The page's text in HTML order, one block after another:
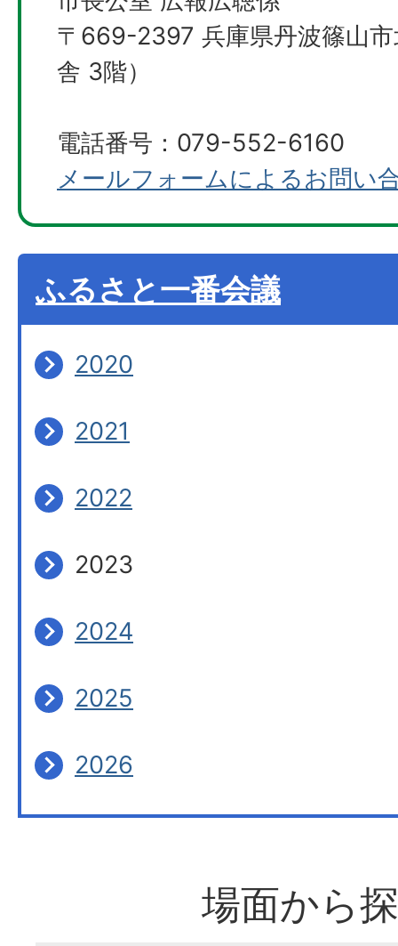
〒669-2397 兵庫県丹波篠山
舎 3階）
電話番号：079-552-6160
メールフォームによるお問い
ふるさと一番会議
2020
2021
2022
2023
2024
2025
2026
場面から